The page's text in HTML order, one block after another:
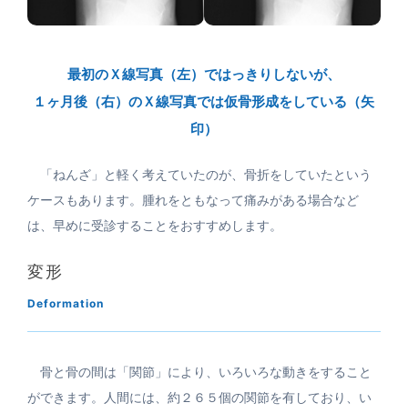
最初のＸ線写真（左）ではっきりしないが、
１ヶ月後（右）のＸ線写真では仮骨形成をしている（矢
印）
「ねんざ」と軽く考えていたのが、骨折をしていたという
ケースもあります。腫れをともなって痛みがある場合など
は、早めに受診することをおすすめします。
変形
Deformation
骨と骨の間は「関節」により、いろいろな動きをすること
ができます。人間には、約２６５個の関節を有しており、い